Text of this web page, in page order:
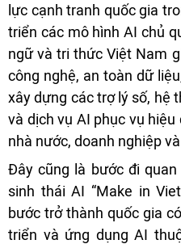
lực cạnh tranh quốc gia
triển các mô hình AI chủ
ngữ và tri thức Việt Nam
công nghệ, an toàn dữ
xây dựng các trợ lý số, hệ
và dịch vụ AI phục vụ
nhà nước, doanh nghiệp
Đây cũng là bước đi
sinh thái AI “Make in
bước trở thành quốc gia
triển và ứng dụng AI